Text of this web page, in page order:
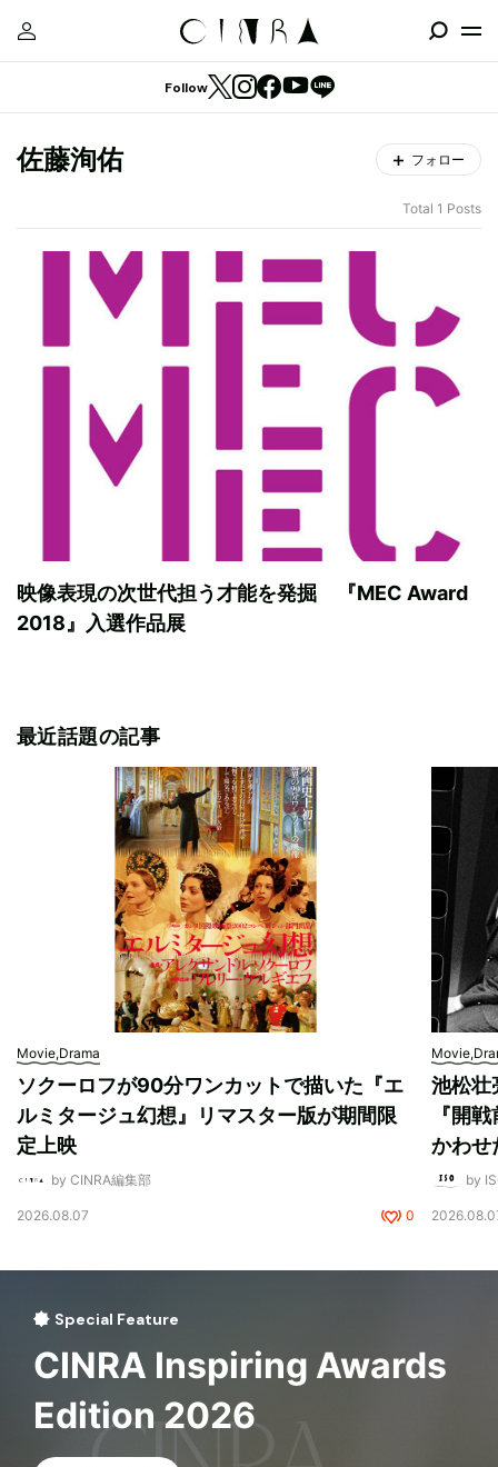
Follow
佐藤洵佑 フォロー
Total 1 Posts
映像表現の次世代担う才能を発掘 『MEC Award
2018』入選作品展
最近話題の記事
Movie,Drama
ソクーロフが90分ワンカットで描いた『エ
ルミタージュ幻想』リマスター版が期間限
定上映
by CINRA編集部
2026.08.07 0
池松壮
『開
かわせ
by
Special Feature
CINRA Inspiring Awards
Edition 2026